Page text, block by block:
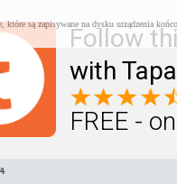
Follow
with
FREE -
są zapisywane na dysku urządzenia